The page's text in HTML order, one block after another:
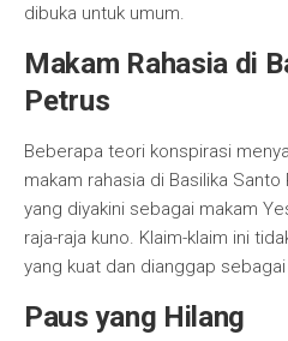
dibuka untuk umum.
Makam Rahasia di
Petrus
Beberapa teori konspirasi
makam rahasia di Basilika
yang diyakini sebagai makam
raja-raja kuno. Klaim-klaim ini
yang kuat dan dianggap
Paus yang Hilang